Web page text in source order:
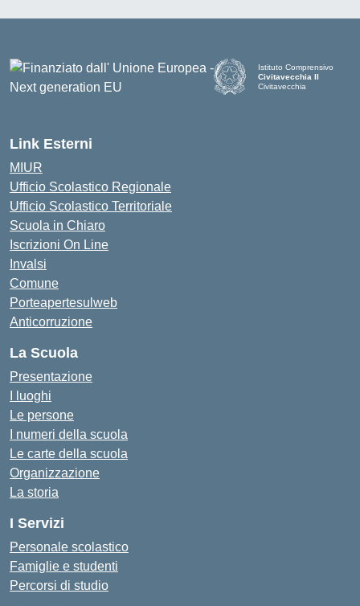
Istituto Comprensivo
Civitavecchia II
Civitavecchia
Link Esterni
MIUR
Ufficio Scolastico Regionale
Ufficio Scolastico Territoriale
Scuola in Chiaro
Iscrizioni On Line
Invalsi
Comune
Porteapertesulweb
Anticorruzione
La Scuola
Presentazione
I luoghi
Le persone
I numeri della scuola
Le carte della scuola
Organizzazione
La storia
I Servizi
Personale scolastico
Famiglie e studenti
Percorsi di studio